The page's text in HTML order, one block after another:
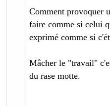
Comment provoquer
faire comme si celui
exprimé comme si
Mâcher le "travail"
du rase motte.